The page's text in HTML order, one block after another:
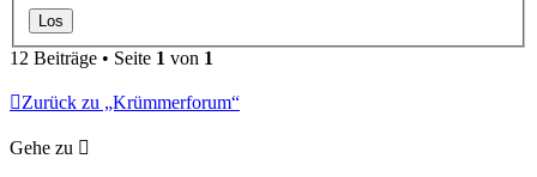
12 Beiträge • Seite 1 von 1
Zurück zu „Krümmerforum“
Gehe zu